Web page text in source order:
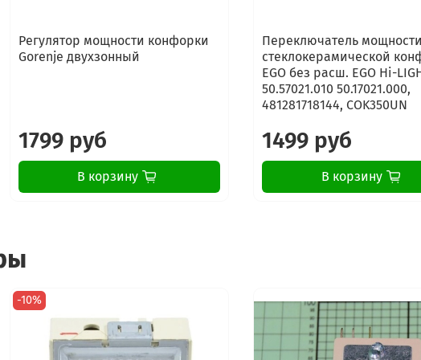
859960009675
940002118 ELECTROLUX
940002119 ELECTROLUX
940002122 ELECTROLUX
940002126 ELECTROLUX
940002128 ELECTROLUX
940002134 ELECTROLUX
940002150 ELECTROLUX
940002163 ELECTROLUX
943004004 ELECTROLUX
943004005 ELECTROLUX
Регулятор мощности конфорки
Gorenje двухзонный
1799 руб
В корзину
Переключатель мощности
стеклокерамической
EGO без расш. EGO Hi-
50.57021.010 50.17021.000,
481281718144, COK350UN
1499 руб
В корзину
-10%